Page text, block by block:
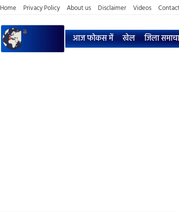
Home Privacy Policy About us Disclaimer Videos
आज फोकस में खेल जिला